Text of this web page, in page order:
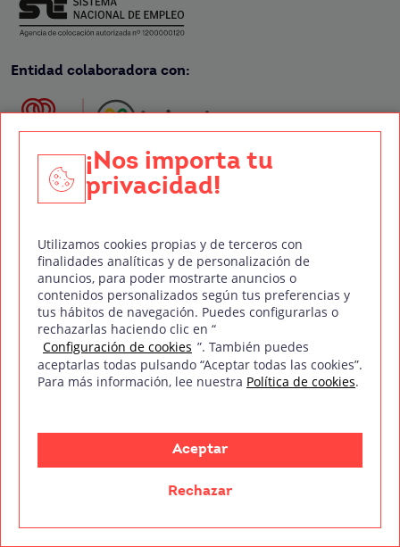
Entidad colaboradora con:
Treintaycincomm
Empresas colaboradoras
Staff
FAQ’s
Contacto
Formaciones
¡Nos importa tu
privacidad!
Utilizamos cookies propias y de terceros con
finalidades analíticas y de personalización de
anuncios, para poder mostrarte anuncios o
contenidos personalizados según tus preferencias y
tus hábitos de navegación. Puedes configurarlas o
rechazarlas haciendo clic en “
Configuración de cookies ”. También puedes
aceptarlas todas pulsando “Aceptar todas las cookies”.
Para más información, lee nuestra Política de cookies.
Aceptar
Rechazar